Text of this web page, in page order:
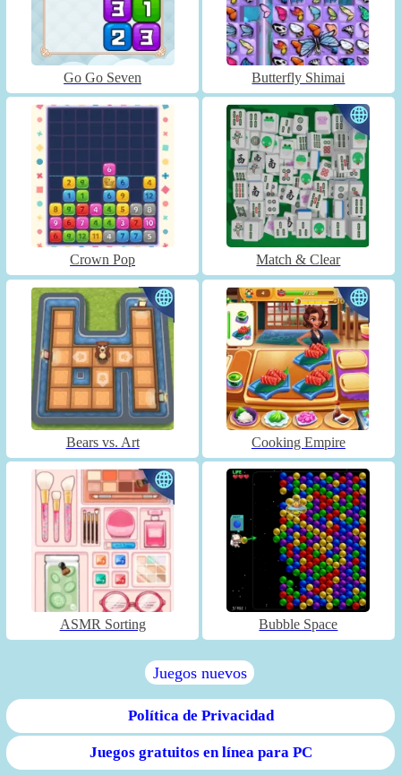
Go Go Seven Butterfly Shimai
Crown Pop Match & Clear
Bears vs. Art Cooking Empire
ASMR Sorting Bubble Space
Juegos nuevos
Política de Privacidad
Juegos gratuitos en línea para PC